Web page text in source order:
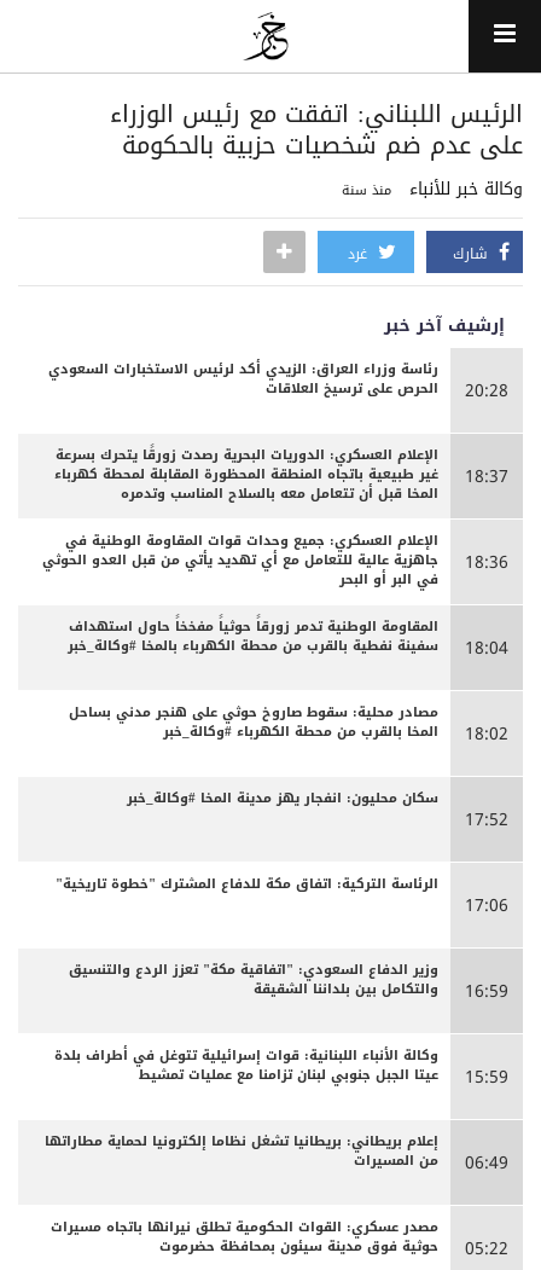
الرئيس اللبناني: اتفقت مع رئيس الوزراء
على عدم ضم شخصيات حزبية بالحكومة
وكالة خبر للأنباء منذ سنة
شارك غرد
إرشيف آخر خبر
20:28
رئاسة وزراء العراق: الزيدي أكد لرئيس الاستخبارات السعودي
الحرص على ترسيخ العلاقات
18:37
الإعلام العسكري: الدوريات البحرية رصدت زورقًا يتحرك بسرعة
غير طبيعية باتجاه المنطقة المحظورة المقابلة لمحطة كهرباء
المخا قبل أن تتعامل معه بالسلاح المناسب وتدمره
18:36
الإعلام العسكري: جميع وحدات قوات المقاومة الوطنية في
جاهزية عالية للتعامل مع أي تهديد يأتي من قبل العدو الحوثي
في البر أو البحر
18:04
المقاومة الوطنية تدمر زورقاً حوثياً مفخخاً حاول استهداف
سفينة نفطية بالقرب من محطة الكهرباء بالمخا #وكالة_خبر
18:02
مصادر محلية: سقوط صاروخ حوثي على هنجر مدني بساحل
المخا بالقرب من محطة الكهرباء #وكالة_خبر
17:52
سكان محليون: انفجار يهز مدينة المخا #وكالة_خبر
17:06
الرئاسة التركية: اتفاق مكة للدفاع المشترك "خطوة تاريخية"
16:59
وزير الدفاع السعودي: "اتفاقية مكة" تعزز الردع والتنسيق
والتكامل بين بلداننا الشقيقة
15:59
وكالة الأنباء اللبنانية: قوات إسرائيلية تتوغل في أطراف بلدة
عيتا الجبل جنوبي لبنان تزامنا مع عمليات تمشيط
06:49
إعلام بريطاني: بريطانيا تشغل نظاما إلكترونيا لحماية مطاراتها
من المسيرات
05:22
مصدر عسكري: القوات الحكومية تطلق نيرانها باتجاه مسيرات
حوثية فوق مدينة سيئون بمحافظة حضرموت